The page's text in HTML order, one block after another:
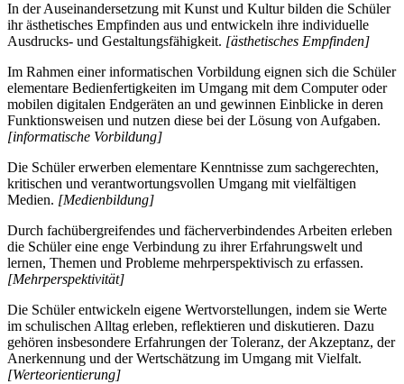
In der Auseinandersetzung mit Kunst und Kultur bilden die Schüler
ihr ästhetisches Empfinden aus und entwickeln ihre individuelle
Ausdrucks- und Gestaltungsfähigkeit. [ästhetisches Empfinden]
Im Rahmen einer informatischen Vorbildung eignen sich die Schüler
elementare Bedienfertigkeiten im Umgang mit dem Computer oder
mobilen digitalen Endgeräten an und gewinnen Einblicke in deren
Funktionsweisen und nutzen diese bei der Lösung von Aufgaben.
[informatische Vorbildung]
Die Schüler erwerben elementare Kenntnisse zum sachgerechten,
kritischen und verantwortungsvollen Umgang mit vielfältigen
Medien. [Medienbildung]
Durch fachübergreifendes und fächerverbindendes Arbeiten erleben
die Schüler eine enge Verbindung zu ihrer Erfahrungswelt und
lernen, Themen und Probleme mehrperspektivisch zu erfassen.
[Mehrperspektivität]
Die Schüler entwickeln eigene Wertvorstellungen, indem sie Werte
im schulischen Alltag erleben, reflektieren und diskutieren. Dazu
gehören insbesondere Erfahrungen der Toleranz, der Akzeptanz, der
Anerkennung und der Wertschätzung im Umgang mit Vielfalt.
[Werteorientierung]